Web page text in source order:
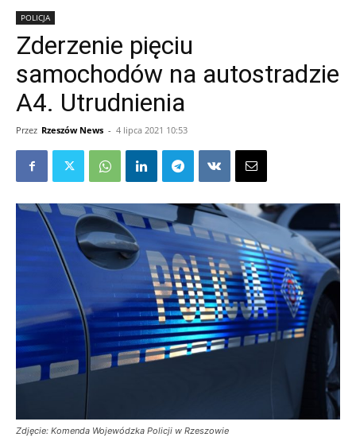
POLICJA
Zderzenie pięciu
samochodów na autostradzie
A4. Utrudnienia
Przez Rzeszów News - 4 lipca 2021 10:53
Zdjęcie: Komenda Wojewódzka Policji w Rzeszowie